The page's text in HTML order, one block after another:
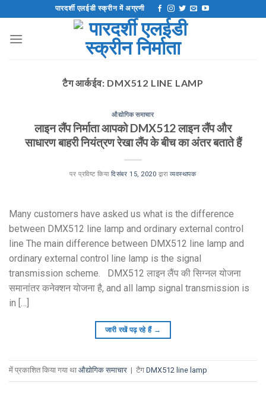
छोड़कर
सामग्री
पारदर्शी एलईडी स्क्रीन में अग्रणी
टैग आर्कईव: DMX512 LINE LAMP
औद्योगिक समाचार
लाइन लैंप निर्माता आपको DMX512 लाइन लैंप और
साधारण बाहरी नियंत्रण रेखा लैंप के बीच का अंतर बताते हैं
पर प्रविष्ट कियादिसंबर 15, 2020 द्वारा व्यवस्थापक
Many customers have asked us what is the difference
between DMX512 line lamp and ordinary external control
line The main difference between DMX512 line lamp and
ordinary external control line lamp is the signal
transmission scheme . DMX512 लाइन लैंप की सिग्नल योजना
समानांतर कनेक्शन योजना है, and all lamp signal transmission is
in […]
जारी रखें पढ़ रहे हैं →
में प्रकाशित किया गया था औद्योगिक समाचार | टैग DMX512 line lamp